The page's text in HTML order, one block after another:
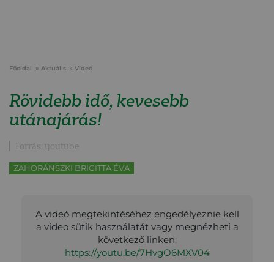
Főoldal Aktuális Videó
Rövidebb idő, kevesebb
utánajárás!
Forrás: youtube
ZAHORÁNSZKI BRIGITTA ÉVA
A videó megtekintéséhez engedélyeznie kell
a video sütik használatát vagy megnézheti a
következő linken:
https://youtu.be/7HvgO6MXV04